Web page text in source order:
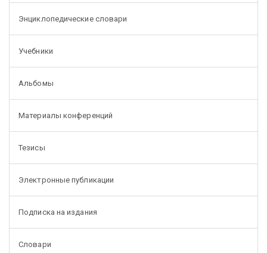
Энциклопедические словари
Учебники
Альбомы
Материалы конференций
Тезисы
Электронные публикации
Подписка на издания
Словари